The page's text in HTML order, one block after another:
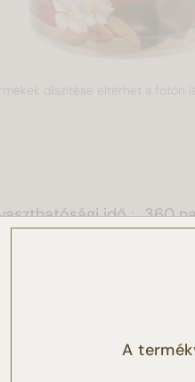
díszítése eltérhet a fotón
idő 360
A